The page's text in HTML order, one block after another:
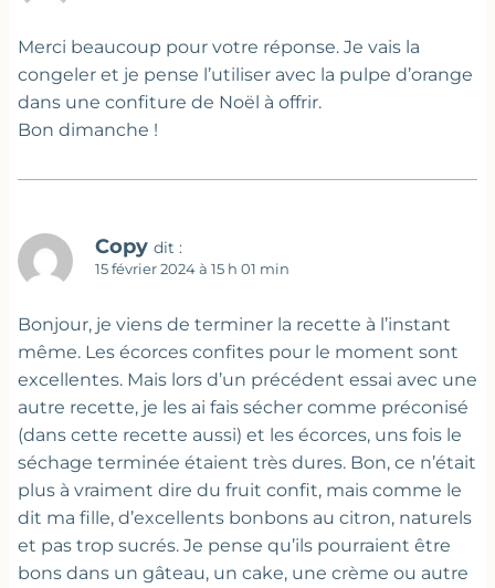
Merci beaucoup pour votre réponse. Je vais la
congeler et je pense l’utiliser avec la pulpe d’orange
dans une confiture de Noël à offrir.
Bon dimanche !
Copy dit :
15 février 2024 à 15 h 01 min
Bonjour, je viens de terminer la recette à l’instant
même. Les écorces confites pour le moment sont
excellentes. Mais lors d’un précédent essai avec une
autre recette, je les ai fais sécher comme préconisé
(dans cette recette aussi) et les écorces, uns fois le
séchage terminée étaient très dures. Bon, ce n’était
plus à vraiment dire du fruit confit, mais comme le
dit ma fille, d’excellents bonbons au citron, naturels
et pas trop sucrés. Je pense qu’ils pourraient être
bons dans un gâteau, un cake, une crème ou autre